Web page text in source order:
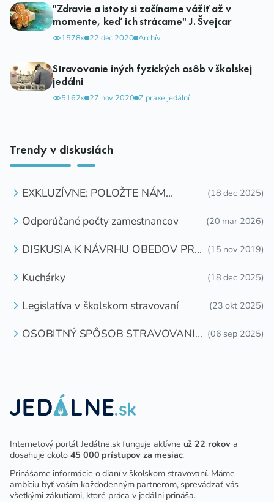
"Zdravie a istoty si začíname vážiť až v
momente, keď ich strácame" J. Švejcar
1578x 22 dec 2020 Archív
Stravovanie iných fyzických osôb v školskej
jedálni
5162x 27 nov 2020 Z praxe jedální
Trendy v diskusiách
EXKLUZÍVNE: POLOŽTE NÁM
(18 dec 2025)
Odporúčané počty zamestnancov (20 mar 2026)
DISKUSIA K NÁVRHU OBEDOV PRE
(15 nov 2019)
Kuchárky (18 dec 2025)
Legislatíva v školskom stravovaní (23 okt 2025)
OSOBITNÝ SPÔSOB STRAVOVANIA (06 sep 2025)
Internetový portál Jedálne.sk funguje aktívne už 22 rokova
dosahuje okolo 45 000 prístupov za mesiac.
Prinášame informácie o dianí v školskom stravovaní. Máme
ambíciu byť vaším každodenným partnerom, sprevádzať vás
všetkými zákutiami, ktoré práca v jedálni prináša.